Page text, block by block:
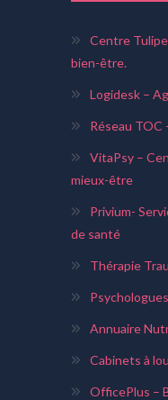
Centre
bien-être.
Logidesk –
Réseau TOC
VitaPsy –
mieux-être
Privium-
de santé
Thérapie
Annuaire
Cabinets à
OfficePlus –